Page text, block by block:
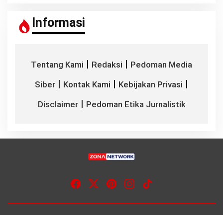
Informasi
Tentang Kami | Redaksi | Pedoman Media
Siber | Kontak Kami | Kebijakan Privasi |
Disclaimer| Pedoman Etika Jurnalistik